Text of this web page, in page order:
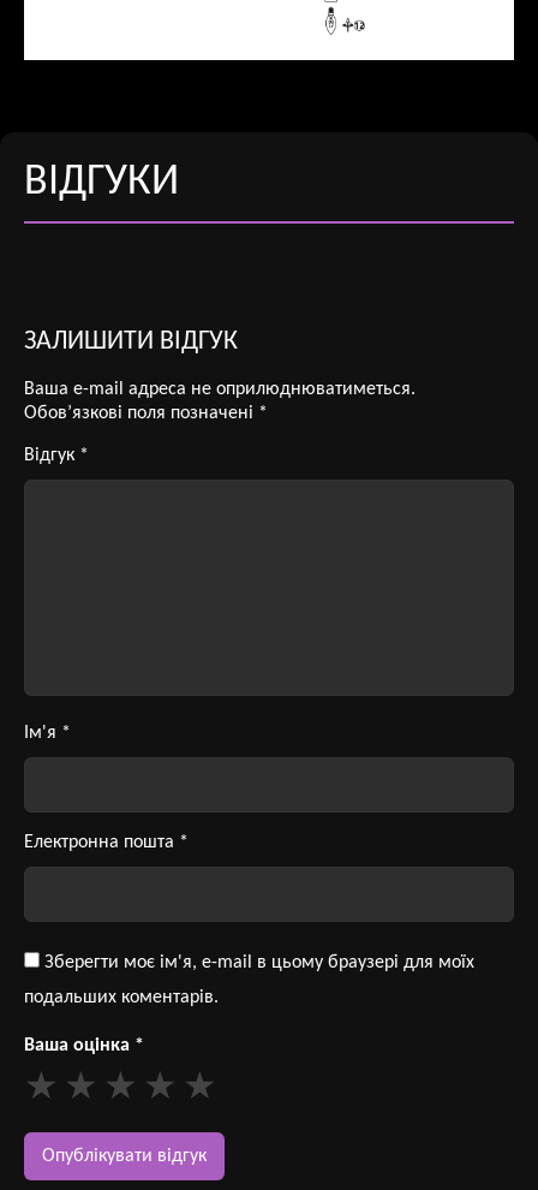
ВІДГУКИ
ЗАЛИШИТИ ВІДГУК
Ваша e-mail адреса не оприлюднюватиметься.
Обов’язкові поля позначені *
Відгук *
Ім'я *
Електронна пошта *
Зберегти моє ім'я, e-mail в цьому браузері для моїх
подальших коментарів.
Ваша оцінка *